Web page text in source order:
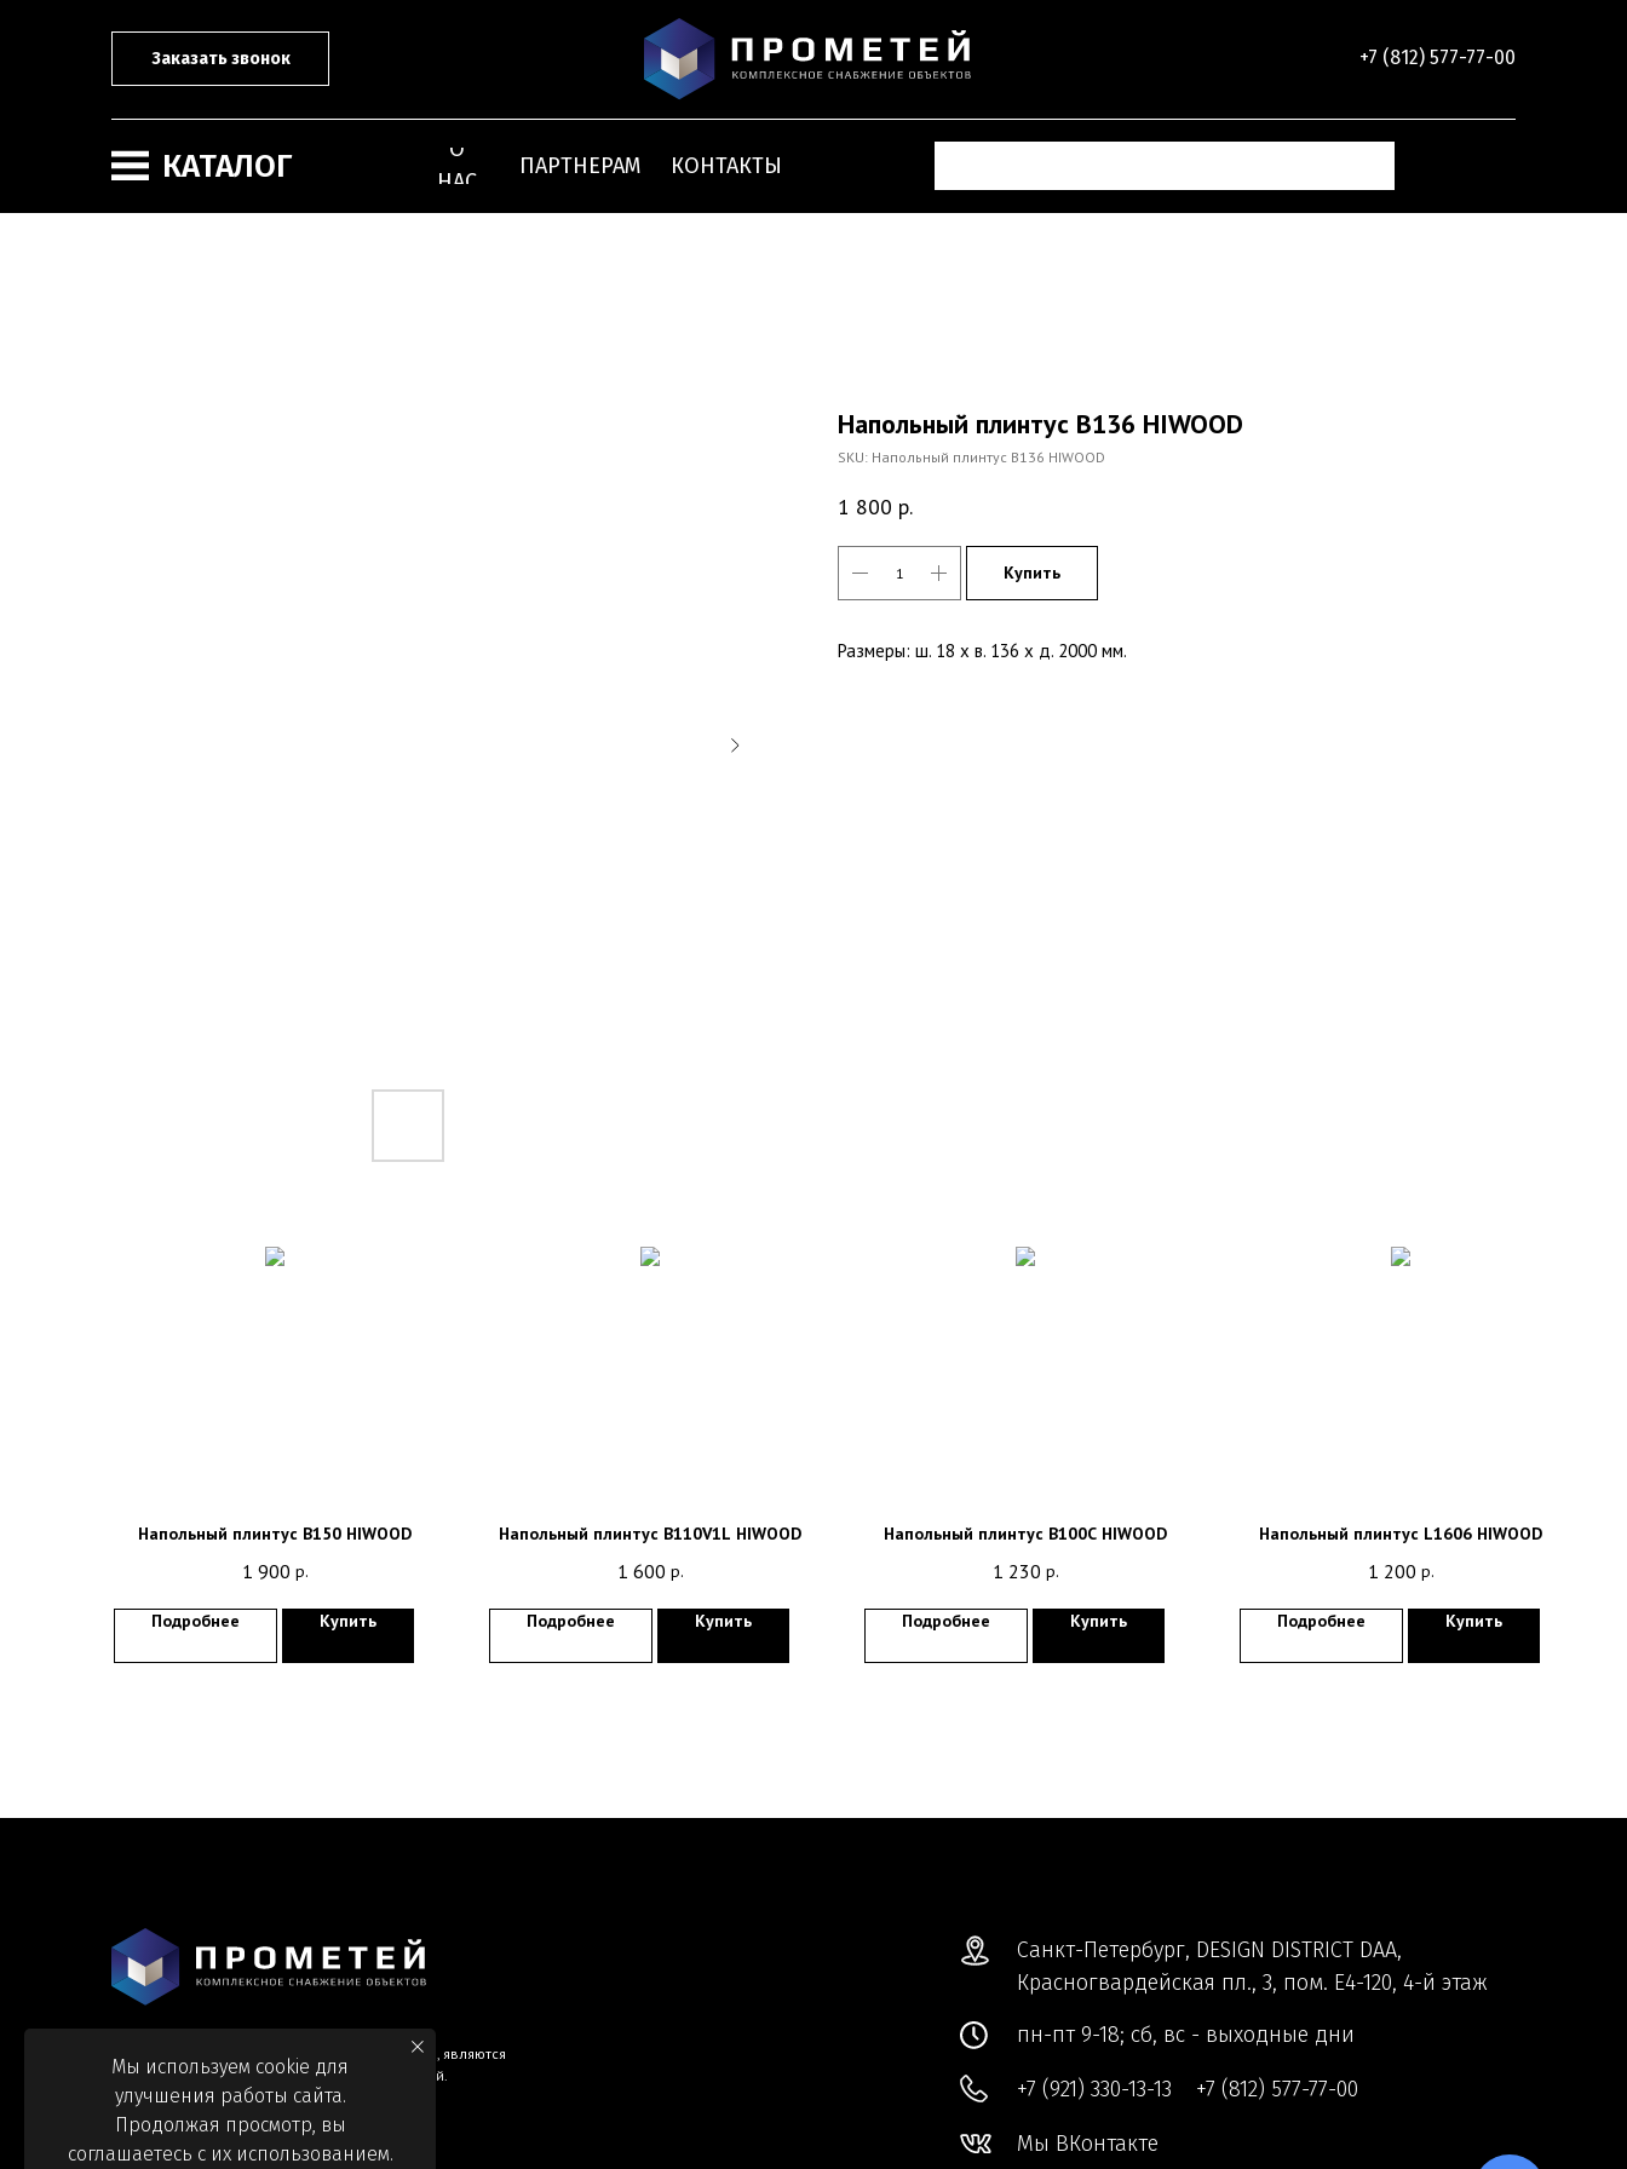
Заказать звонок +7 (812) 577-77-00
КАТАЛОГ
О
НАС
ПАРТНЕРАМ КОНТАКТЫ
Напольный плинтус B136 HIWOOD
SKU: Напольный плинтус B136 HIWOOD
1 800 р.
Купить
Размеры: ш. 18 х в. 136 х д. 2000 мм.
Напольный плинтус B150 HIWOOD
1 900 р.
Подробнее Купить
Напольный плинтус B110V1L HIWOOD
1 600 р.
Подробнее Купить
Напольный плинтус B100C HIWOOD
1 230 р.
Подробнее Купить
Напольный плинтус L1606 HIWOOD
1 200 р.
Подробнее Купить
Информация и цены, представленные на сайте, являются
справочными и не являются публичной офертой.
Санкт-Петербург, DESIGN DISTRICT DAA,
Красногвардейская пл., 3, пом. Е4-120, 4-й этаж
пн-пт 9-18; сб, вс - выходные дни
+7 (921) 330-13-13 +7 (812) 577-77-00
Мы ВКонтакте
Мы используем cookie для
улучшения работы сайта.
Продолжая просмотр, вы
соглашаетесь с их использованием.